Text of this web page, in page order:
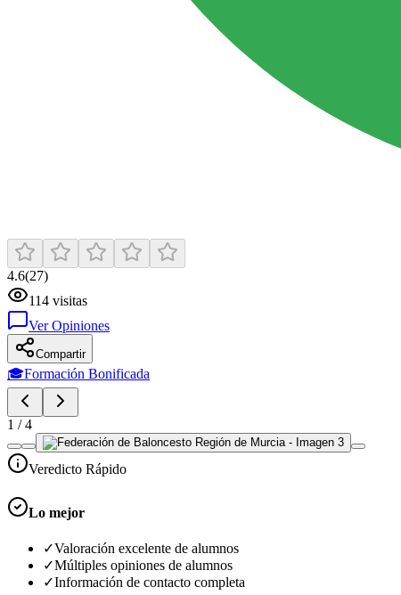
4.6(27)
114 visitas
Ver Opiniones
Compartir
🎓Formación Bonificada
1 /4
Veredicto Rápido
Lo mejor
✓Valoración excelente de alumnos
✓Múltiples opiniones de alumnos
✓Información de contacto completa